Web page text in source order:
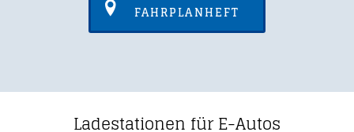
FAHRPLANHEFT
Ladestationen für E-Autos